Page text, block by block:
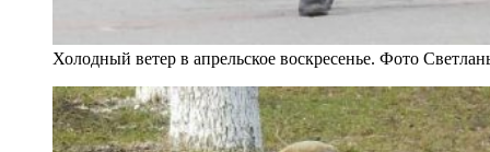
Холодный ветер в апрельское воскресенье. Фото